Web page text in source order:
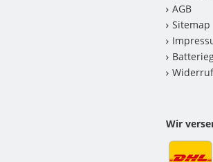
AGB
Sitemap
Wir